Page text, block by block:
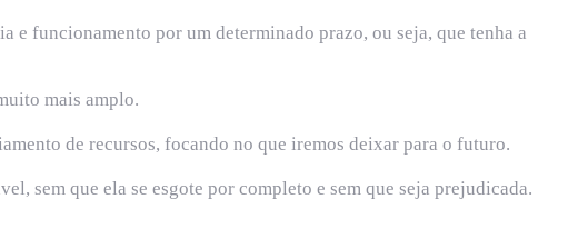
e funcionamento por um determinado prazo, ou seja, que tenha a
mais amplo.
de recursos, focando no que iremos deixar para o futuro.
sem que ela se esgote por completo e sem que seja prejudicada.